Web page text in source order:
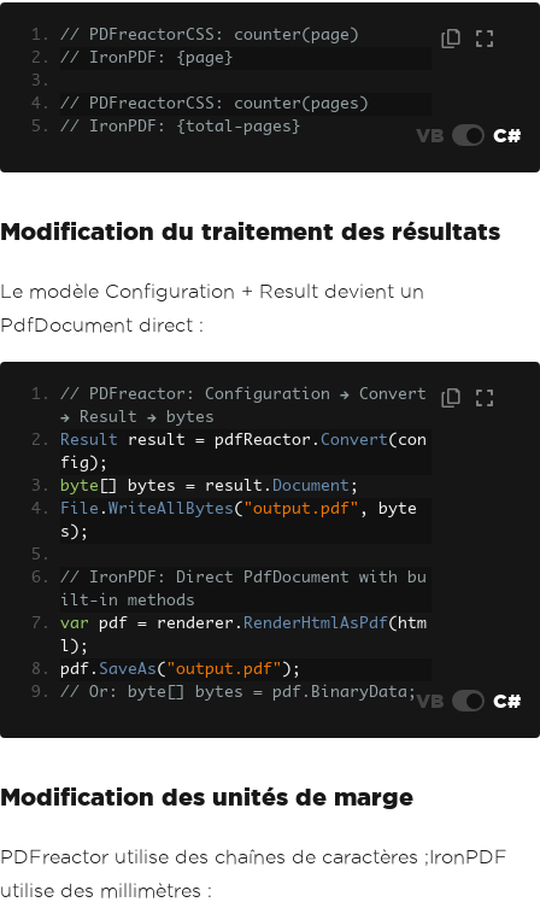
// PDFreactorCSS: counter(page)
// IronPDF: {page}
// PDFreactorCSS: counter(pages)
// IronPDF: {total-pages}
VB C#
Modification du traitement des résultats
Le modèle Configuration + Result devient un
PdfDocument direct :
// PDFreactor: Configuration → Convert
→ Result → bytes
Result result = pdfReactor . Convert( con
fig );
byte
bytes = result . Document ;
File . WriteAllBytes( "output.pdf" ,
byte
s );
// IronPDF: Direct PdfDocument with bu
ilt-in methods
var pdf = renderer . RenderHtmlAsPdf( htm
l );
pdf . SaveAs( "output.pdf" );
// Or: byte[] bytes = pdf.BinaryData;VB C#
Modification des unités de marge
PDFreactor utilise des chaînes de caractères ;IronPDF
utilise des millimètres :